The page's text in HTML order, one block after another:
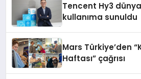
Tencent Hy3
kullanıma sunuldu
Mars Türkiye’den
Haftası” çağrısı